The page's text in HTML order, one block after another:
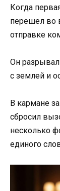
Когда
перешел во
отправке
Он
с землей и
В кармане
сбросил
несколько
единого